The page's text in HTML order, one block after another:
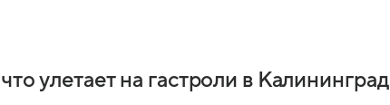
улетает на гастроли в Калининград